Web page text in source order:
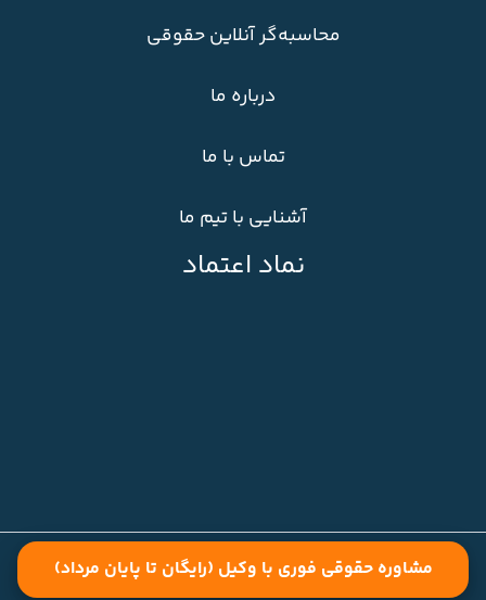
محاسبه‌گر آنلاین حقوقی
درباره ما
تماس با ما
آشنایی با تیم ما
نماد اعتماد
تمامی حقوق سایت متعلق به ایران لگال می باشد.
مشاوره حقوقی فوری با وکیل (رایگان تا پایان مرداد)